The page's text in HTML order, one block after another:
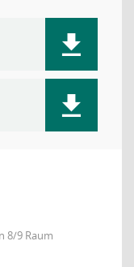
8/9 Raum